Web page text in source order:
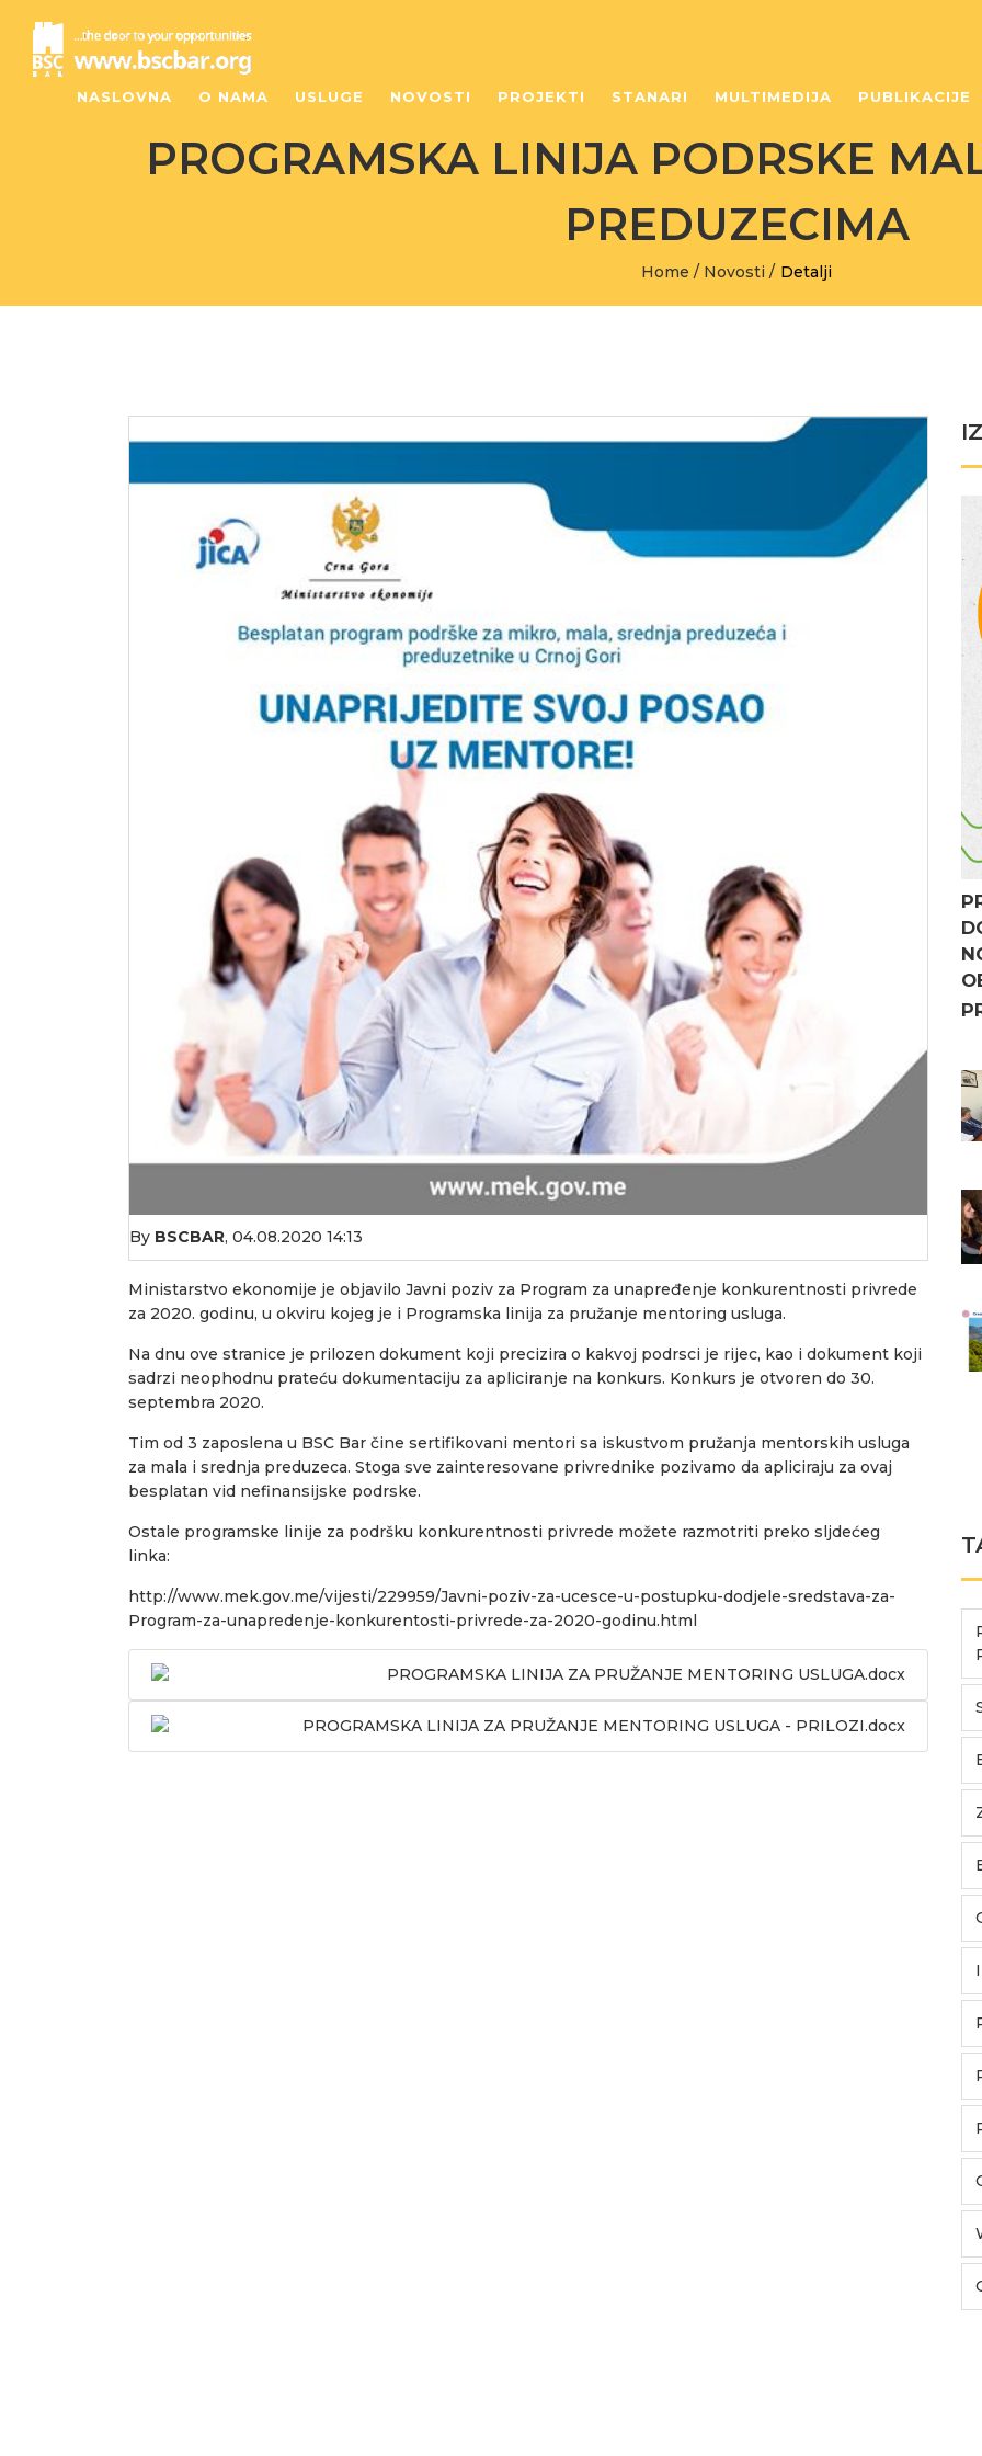
NASLOVNA O NAMA USLUGE NOVOSTI PROJEKTI STANARI MULTIMEDIJA PUBLIKACIJE
PROGRAMSKA LINIJA PODRSKE
PREDUZECIMA
Home / Novosti / Detalji
By BSCBAR, 04.08.2020 14:13
Ministarstvo ekonomije je objavilo Javni poziv za Program za unapređenje konkurentnosti privrede
za 2020. godinu, u okviru kojeg je i Programska linija za pružanje mentoring usluga.
Na dnu ove stranice je prilozen dokument koji precizira o kakvoj podrsci je rijec, kao i dokument koji
sadrzi neophodnu prateću dokumentaciju za apliciranje na konkurs. Konkurs je otvoren do 30.
septembra 2020.
Tim od 3 zaposlena u BSC Bar čine sertifikovani mentori sa iskustvom pružanja mentorskih usluga
za mala i srednja preduzeca. Stoga sve zainteresovane privrednike pozivamo da apliciraju za ovaj
besplatan vid nefinansijske podrske.
Ostale programske linije za podršku konkurentnosti privrede možete razmotriti preko sljdećeg
linka:
http://www.mek.gov.me/vijesti/229959/Javni-poziv-za-ucesce-u-postupku-dodjele-sredstava-za-
Program-za-unapredenje-konkurentosti-privrede-za-2020-godinu.html
PROGRAMSKA LINIJA ZA PRUŽANJE MENTORING USLUGA.docx
PROGRAMSKA LINIJA ZA PRUŽANJE MENTORING USLUGA - PRILOZI.docx